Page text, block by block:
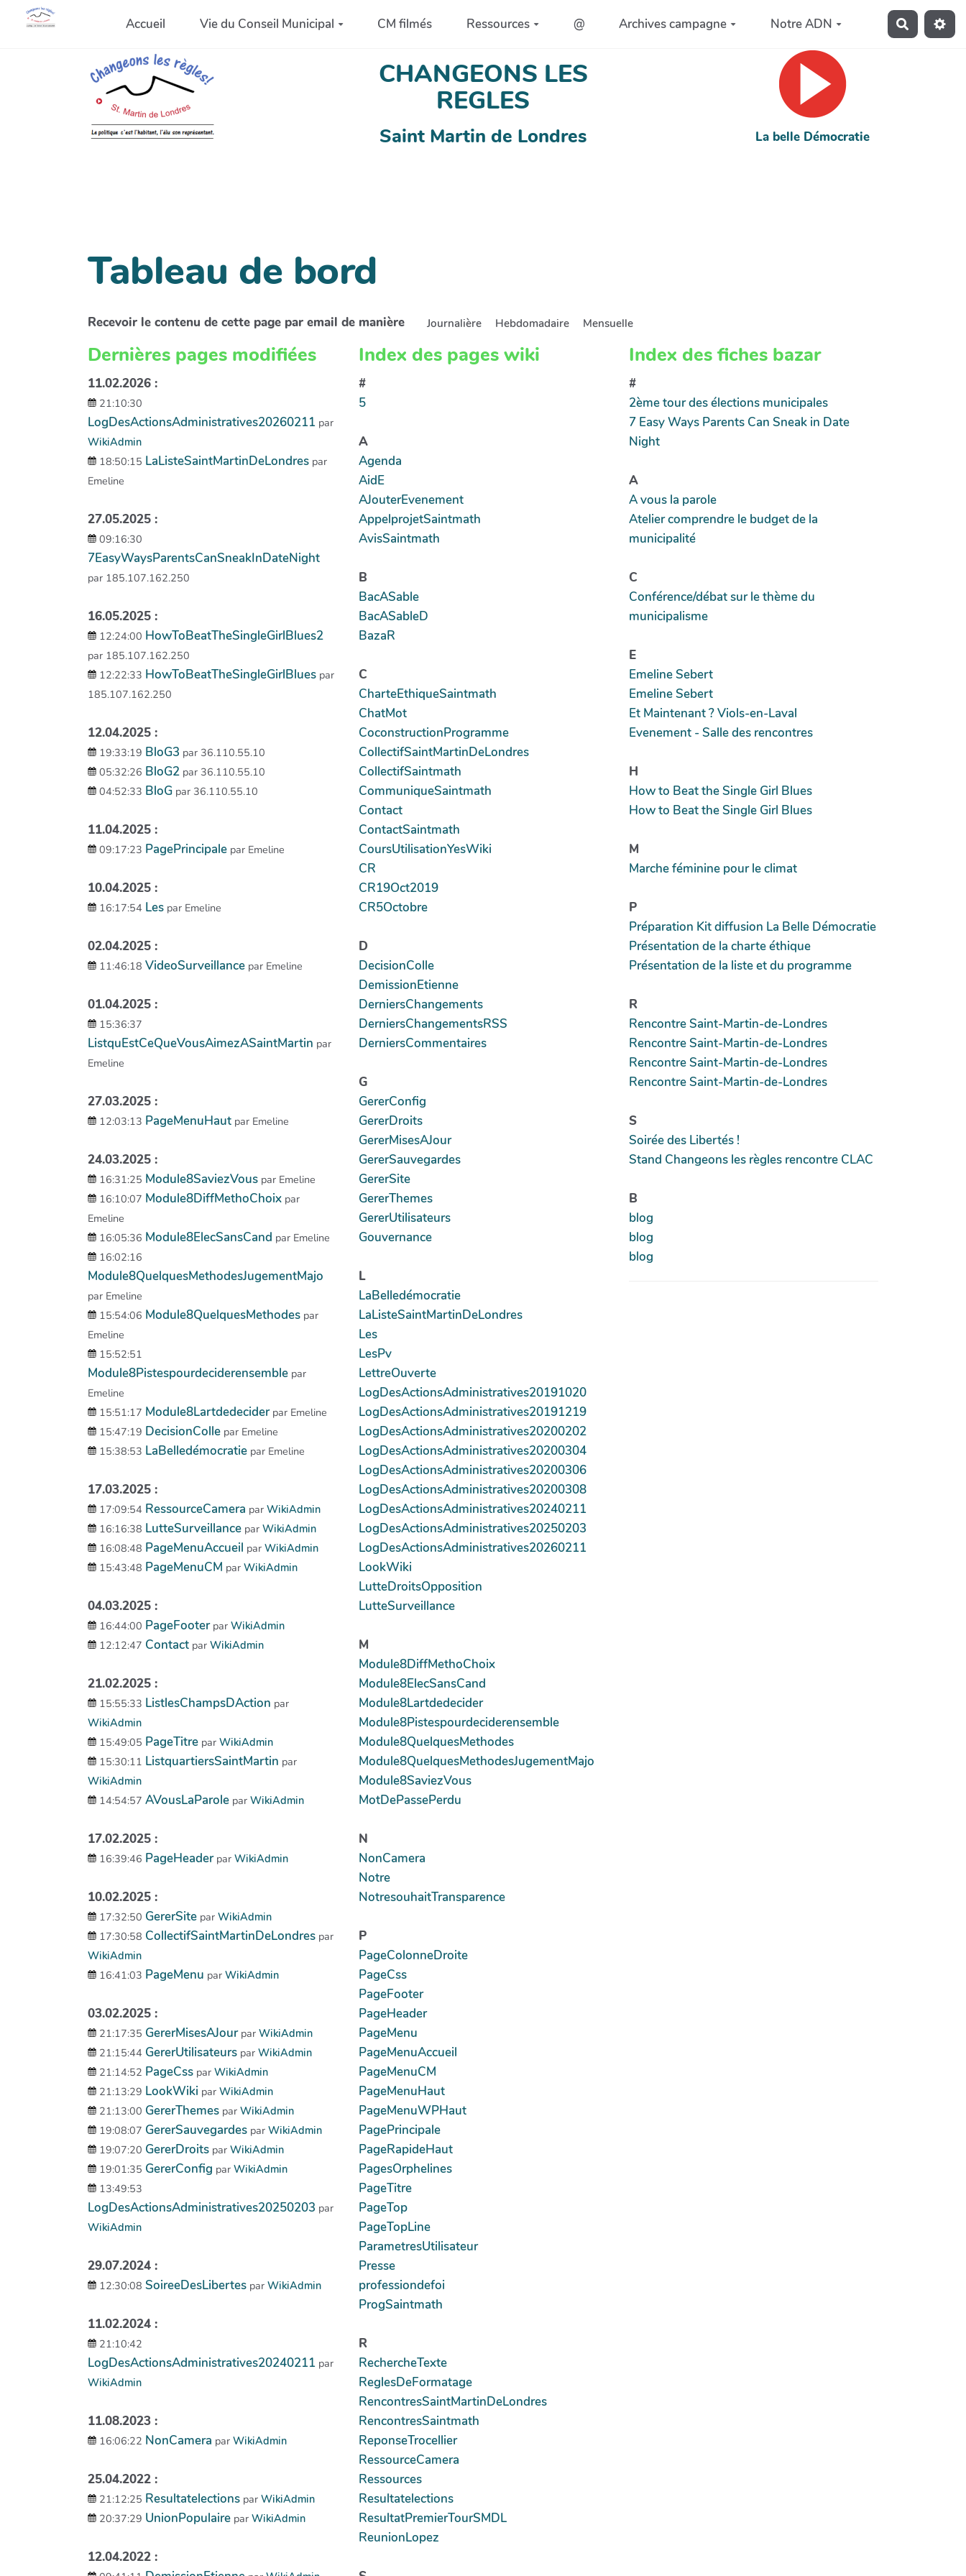
Accueil Vie du Conseil Municipal CM filmés Ressources @ Archives campagne Notre ADN
CHANGEONS LES
REGLES
Saint Martin de Londres La belle Démocratie
Tableau de bord
Recevoir le contenu de cette page par email de manière Journalière Hebdomadaire Mensuelle
Dernières pages modifiées
11.02.2026 :
21:10:30
LogDesActionsAdministratives20260211 par
WikiAdmin
18:50:15 LaListeSaintMartinDeLondres par
Emeline
27.05.2025 :
09:16:30
7EasyWaysParentsCanSneakInDateNight
par 185.107.162.250
16.05.2025 :
12:24:00 HowToBeatTheSingleGirlBlues2
par 185.107.162.250
12:22:33 HowToBeatTheSingleGirlBlues par
185.107.162.250
12.04.2025 :
19:33:19 BloG3 par 36.110.55.10
05:32:26 BloG2 par 36.110.55.10
04:52:33 BloG par 36.110.55.10
11.04.2025 :
09:17:23 PagePrincipale par Emeline
10.04.2025 :
16:17:54 Les par Emeline
02.04.2025 :
11:46:18 VideoSurveillance par Emeline
01.04.2025 :
15:36:37
ListquEstCeQueVousAimezASaintMartin par
Emeline
27.03.2025 :
12:03:13 PageMenuHaut par Emeline
24.03.2025 :
16:31:25 Module8SaviezVous par Emeline
16:10:07 Module8DiffMethoChoix par
Emeline
16:05:36 Module8ElecSansCand par Emeline
16:02:16
Module8QuelquesMethodesJugementMajo
par Emeline
15:54:06 Module8QuelquesMethodes par
Emeline
15:52:51
Module8Pistespourdeciderensemble par
Emeline
15:51:17 Module8Lartdedecider par Emeline
15:47:19 DecisionColle par Emeline
15:38:53 LaBelledémocratie par Emeline
17.03.2025 :
17:09:54 RessourceCamera par WikiAdmin
16:16:38 LutteSurveillance par WikiAdmin
16:08:48 PageMenuAccueil par WikiAdmin
15:43:48 PageMenuCM par WikiAdmin
04.03.2025 :
16:44:00 PageFooter par WikiAdmin
12:12:47 Contact par WikiAdmin
21.02.2025 :
15:55:33 ListlesChampsDAction par
WikiAdmin
15:49:05 PageTitre par WikiAdmin
15:30:11 ListquartiersSaintMartin par
WikiAdmin
14:54:57 AVousLaParole par WikiAdmin
17.02.2025 :
16:39:46 PageHeader par WikiAdmin
10.02.2025 :
17:32:50 GererSite par WikiAdmin
17:30:58 CollectifSaintMartinDeLondres par
WikiAdmin
16:41:03 PageMenu par WikiAdmin
03.02.2025 :
21:17:35 GererMisesAJour par WikiAdmin
21:15:44 GererUtilisateurs par WikiAdmin
21:14:52 PageCss par WikiAdmin
21:13:29 LookWiki par WikiAdmin
21:13:00 GererThemes par WikiAdmin
19:08:07 GererSauvegardes par WikiAdmin
19:07:20 GererDroits par WikiAdmin
19:01:35 GererConfig par WikiAdmin
13:49:53
LogDesActionsAdministratives20250203 par
WikiAdmin
29.07.2024 :
12:30:08 SoireeDesLibertes par WikiAdmin
11.02.2024 :
21:10:42
LogDesActionsAdministratives20240211 par
WikiAdmin
11.08.2023 :
16:06:22 NonCamera par WikiAdmin
25.04.2022 :
21:12:25 Resultatelections par WikiAdmin
20:37:29 UnionPopulaire par WikiAdmin
12.04.2022 :
Index des pages wiki
#
5
A
Agenda
AidE
AJouterEvenement
AppelprojetSaintmath
AvisSaintmath
B
BacASable
BacASableD
BazaR
C
CharteEthiqueSaintmath
ChatMot
CoconstructionProgramme
CollectifSaintMartinDeLondres
CollectifSaintmath
CommuniqueSaintmath
Contact
ContactSaintmath
CoursUtilisationYesWiki
CR
CR19Oct2019
CR5Octobre
D
DecisionColle
DemissionEtienne
DerniersChangements
DerniersChangementsRSS
DerniersCommentaires
G
GererConfig
GererDroits
GererMisesAJour
GererSauvegardes
GererSite
GererThemes
GererUtilisateurs
Gouvernance
L
LaBelledémocratie
LaListeSaintMartinDeLondres
Les
LesPv
LettreOuverte
LogDesActionsAdministratives20191020
LogDesActionsAdministratives20191219
LogDesActionsAdministratives20200202
LogDesActionsAdministratives20200304
LogDesActionsAdministratives20200306
LogDesActionsAdministratives20200308
LogDesActionsAdministratives20240211
LogDesActionsAdministratives20250203
LogDesActionsAdministratives20260211
LookWiki
LutteDroitsOpposition
LutteSurveillance
M
Module8DiffMethoChoix
Module8ElecSansCand
Module8Lartdedecider
Module8Pistespourdeciderensemble
Module8QuelquesMethodes
Module8QuelquesMethodesJugementMajo
Module8SaviezVous
MotDePassePerdu
N
NonCamera
Notre
NotresouhaitTransparence
P
PageColonneDroite
PageCss
PageFooter
PageHeader
PageMenu
PageMenuAccueil
PageMenuCM
PageMenuHaut
PageMenuWPHaut
PagePrincipale
PageRapideHaut
PagesOrphelines
PageTitre
PageTop
PageTopLine
ParametresUtilisateur
Presse
professiondefoi
ProgSaintmath
R
RechercheTexte
ReglesDeFormatage
RencontresSaintMartinDeLondres
RencontresSaintmath
ReponseTrocellier
RessourceCamera
Ressources
Resultatelections
ResultatPremierTourSMDL
ReunionLopez
Index des fiches bazar
#
2ème tour des élections municipales
7 Easy Ways Parents Can Sneak in Date
Night
A
A vous la parole
Atelier comprendre le budget de la
municipalité
C
Conférence/débat sur le thème du
municipalisme
E
Emeline Sebert
Emeline Sebert
Et Maintenant ? Viols-en-Laval
Evenement - Salle des rencontres
H
How to Beat the Single Girl Blues
How to Beat the Single Girl Blues
M
Marche féminine pour le climat
P
Préparation Kit diffusion La Belle Démocratie
Présentation de la charte éthique
Présentation de la liste et du programme
R
Rencontre Saint-Martin-de-Londres
Rencontre Saint-Martin-de-Londres
Rencontre Saint-Martin-de-Londres
Rencontre Saint-Martin-de-Londres
S
Soirée des Libertés !
Stand Changeons les règles rencontre CLAC
B
blog
blog
blog